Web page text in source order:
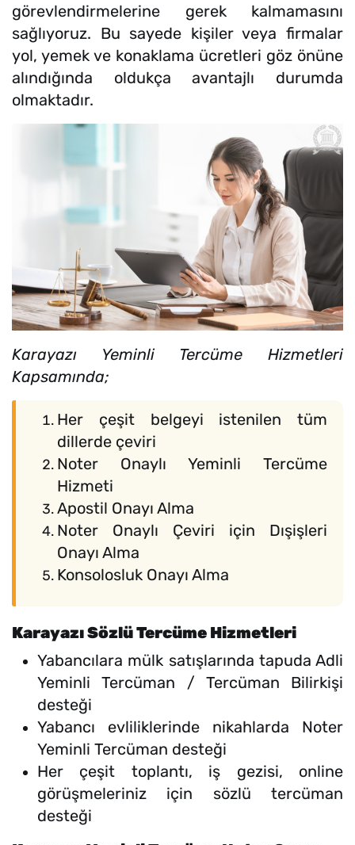
görevlendirmelerine gerek kalmamasını
sağlıyoruz. Bu sayede kişiler veya firmalar
yol, yemek ve konaklama ücretleri göz önüne
alındığında oldukça avantajlı durumda
olmaktadır.
Karayazı Yeminli Tercüme Hizmetleri
Kapsamında;
Her çeşit belgeyi istenilen tüm
dillerde çeviri
Noter Onaylı Yeminli Tercüme
Hizmeti
Apostil Onayı Alma
Noter Onaylı Çeviri için Dışişleri
Onayı Alma
Konsolosluk Onayı Alma
Karayazı Sözlü Tercüme Hizmetleri
Yabancılara mülk satışlarında tapuda Adli
Yeminli Tercüman / Tercüman Bilirkişi
desteği
Yabancı evliliklerinde nikahlarda Noter
Yeminli Tercüman desteği
Her çeşit toplantı, iş gezisi, online
görüşmeleriniz için sözlü tercüman
desteği